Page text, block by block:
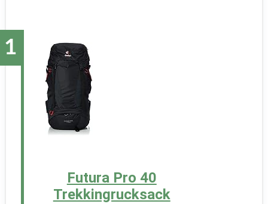
Futura Pro 40
Trekkingrucksack